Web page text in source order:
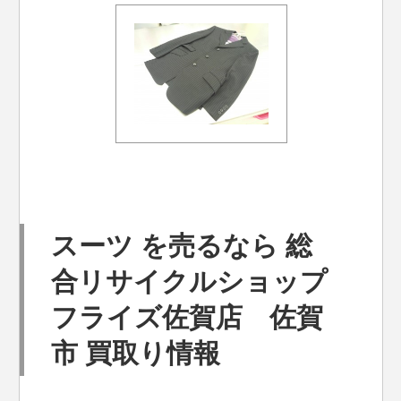
スーツ を売るなら 総
合リサイクルショップ
フライズ佐賀店 佐賀
市 買取り情報